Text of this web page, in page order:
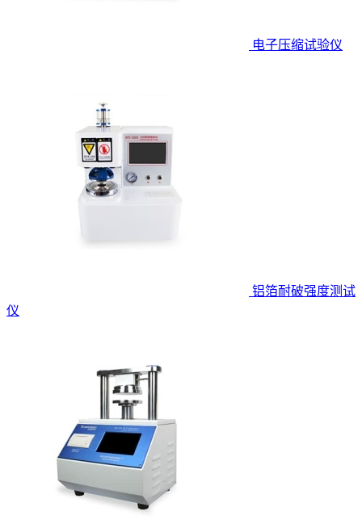
电子压缩试验仪
铝箔耐破强度测试
仪